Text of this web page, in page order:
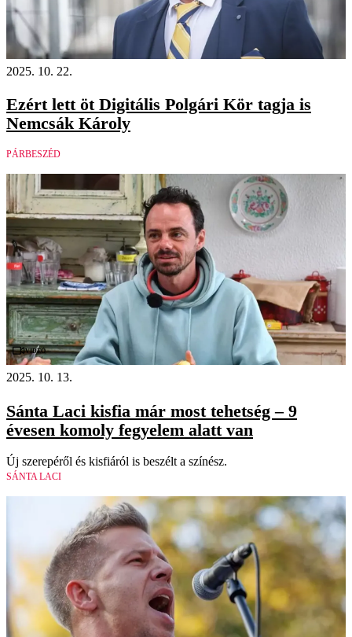
2025. 10. 22.
Ezért lett öt Digitális Polgári Kör tagja is
Nemcsák Károly
PÁRBESZÉD
Videó
2025. 10. 13.
Sánta Laci kisfia már most tehetség – 9
évesen komoly fegyelem alatt van
Új szerepéről és kisfiáról is beszélt a színész.
SÁNTA LACI